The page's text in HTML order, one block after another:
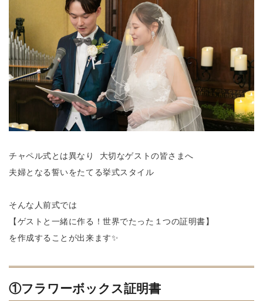
チャペル式とは異なり 大切なゲストの皆さまへ
夫婦となる誓いをたてる挙式スタイル
そんな人前式では
【ゲストと一緒に作る！世界でたった１つの証明書】
を作成することが出来ます✨
①フラワーボックス証明書